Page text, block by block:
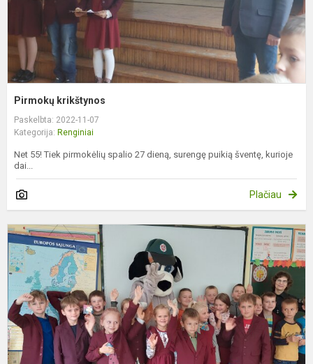
Pirmokų krikštynos
Paskelbta: 2022-11-07
Kategorija: Renginiai
Net 55! Tiek pirmokėlių spalio 27 dieną, surengę puikią šventę, kurioje
dai...
Plačiau